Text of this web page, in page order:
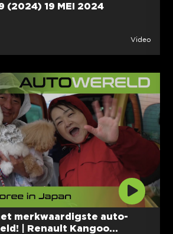
(2024) 19 MEI 2024
Video
merkwaardigste auto-
| Renault Kangoo...